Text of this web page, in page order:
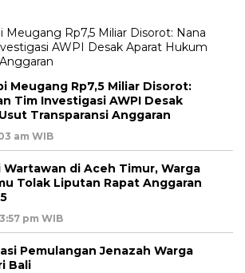
Meugang Rp7,5 Miliar Disorot:
Tim Investigasi AWPI Desak
Transparansi Anggaran
am WIB
Wartawan di Aceh Timur, Warga
Tolak Liputan Rapat Anggaran
pm WIB
Pemulangan Jenazah Warga
Bali